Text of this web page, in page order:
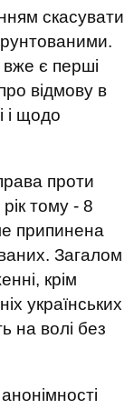
скасувати
вже є перші
відмову в
і щодо
проти
рік тому - 8
припинена
Загалом
крім
українських
на волі без